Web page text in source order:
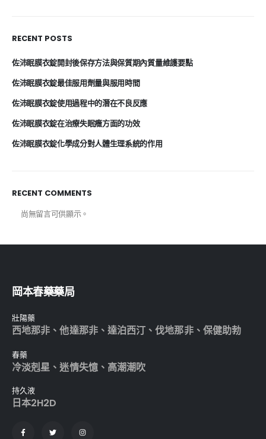
RECENT POSTS
佐沛眠膜衣錠開封後保存方法與保質期內質量維護要點
佐沛眠膜衣錠最佳服用劑量與服用時間
佐沛眠膜衣錠使用過程中的潛在不良反應
佐沛眠膜衣錠在治療失眠癥方面的功效
佐沛眠膜衣錠化學成分對人體生理系統的作用
RECENT COMMENTS
尚無留言可供顯示。
岡本春藥藥局
壯陽藥
西地那非 、他達那非、 達泊西汀 、伐地那非、 保健助勃
春藥
冷淡剋星 、迷情失憶、 高潮潮吹
持久液
日本2H2D